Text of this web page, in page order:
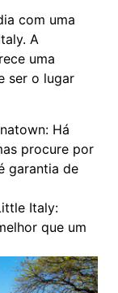
com uma
A
uma
ser o lugar
Há
procure por
garantia de
Italy:
que um